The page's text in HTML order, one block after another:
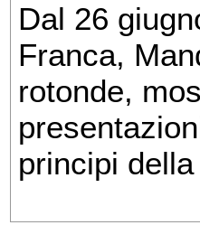
Dal 26
Franca,
rotonde,
principi